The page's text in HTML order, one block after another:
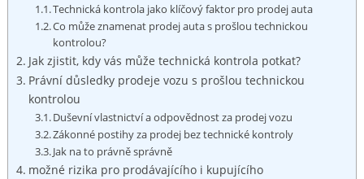
Technická kontrola jako klíčový faktor pro prodej auta
Co může znamenat prodej auta s prošlou technickou
kontrolou?
Jak zjistit, kdy vás může technická kontrola potkat?
Právní důsledky prodeje vozu s prošlou technickou
kontrolou
Duševní vlastnictví a odpovědnost za prodej vozu
Zákonné postihy za prodej bez technické kontroly
Jak na to právně správně
možné rizika pro prodávajícího i kupujícího